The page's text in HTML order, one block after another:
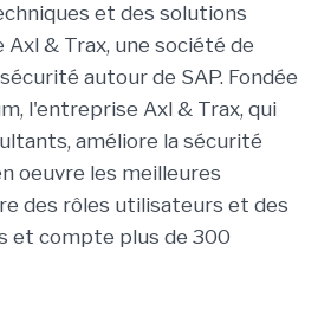
et des solutions
& Trax, une société de
autour de SAP. Fondée
l'entreprise Axl & Trax, qui
améliore la sécurité
oeuvre les meilleures
des rôles utilisateurs et des
et compte plus de 300